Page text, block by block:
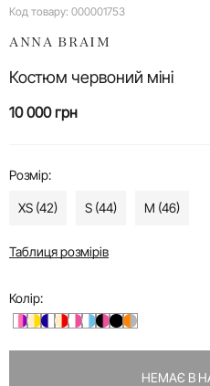
Код товару: 000001753
ANNA BRAIM
Костюм червоний міні
10 000 грн
Розмір:
XS (42) S (44) M (46)
Таблиця розмірів
Колір:
НЕМАЄ В